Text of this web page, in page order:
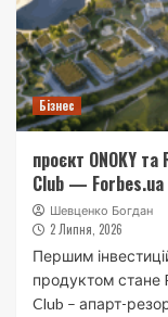
Бізнес
проєкт ONOKY та
Club — Forbes.ua
Шевценко Богдан
2 Липня, 2026
Першим
продуктом стане
Club – апарт-